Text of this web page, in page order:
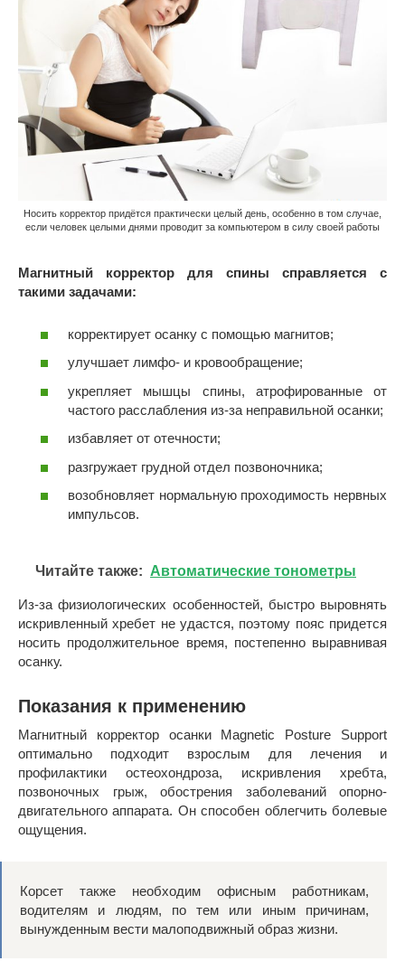
Носить корректор придётся практически целый день, особенно в том случае,
если человек целыми днями проводит за компьютером в силу своей работы
Магнитный корректор для спины справляется с
такими задачами:
корректирует осанку с помощью магнитов;
улучшает лимфо- и кровообращение;
укрепляет мышцы спины, атрофированные от
частого расслабления из-за неправильной осанки;
избавляет от отечности;
разгружает грудной отдел позвоночника;
возобновляет нормальную проходимость нервных
импульсов.
Читайте также: Автоматические тонометры
Из-за физиологических особенностей, быстро выровнять
искривленный хребет не удастся, поэтому пояс придется
носить продолжительное время, постепенно выравнивая
осанку.
Показания к применению
Магнитный корректор осанки Magnetic Posture Support
оптимально подходит взрослым для лечения и
профилактики остеохондроза, искривления хребта,
позвоночных грыж, обострения заболеваний опорно-
двигательного аппарата. Он способен облегчить болевые
ощущения.
Корсет также необходим офисным работникам,
водителям и людям, по тем или иным причинам,
вынужденным вести малоподвижный образ жизни.